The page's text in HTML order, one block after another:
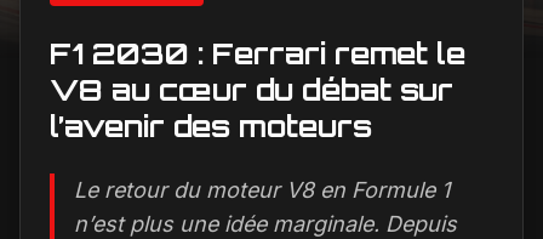
F1 2030 : Ferrari remet le
V8 au cœur du débat sur
l’avenir des moteurs
Le retour du moteur V8 en Formule 1
n’est plus une idée marginale. Depuis